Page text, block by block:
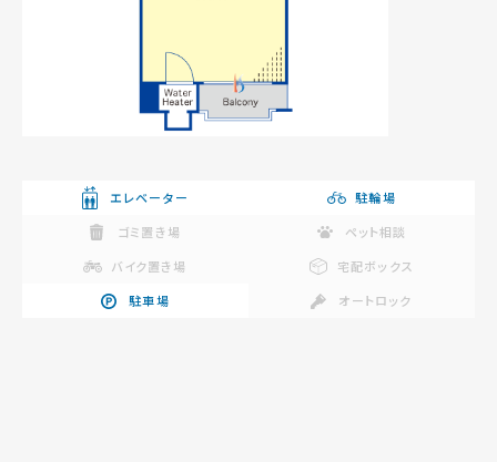
エレベーター
駐輪場
ゴミ置き場
ペット相談
バイク置き場
宅配ボックス
駐車場
オートロック